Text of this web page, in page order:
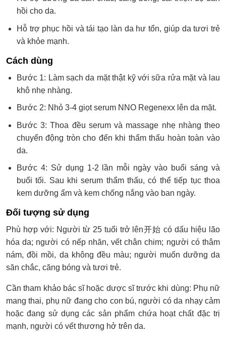
hồi cho da.
Hỗ trợ phục hồi và tái tạo làn da hư tổn, giúp da tươi trẻ
và khỏe mạnh.
Cách dùng
Bước 1: Làm sạch da mặt thật kỹ với sữa rửa mặt và lau
khô nhẹ nhàng.
Bước 2: Nhỏ 3-4 giọt serum NNO Regenexx lên da mặt.
Bước 3: Thoa đều serum và massage nhẹ nhàng theo
chuyển động tròn cho đến khi thẩm thấu hoàn toàn vào
da.
Bước 4: Sử dụng 1-2 lần mỗi ngày vào buổi sáng và
buổi tối. Sau khi serum thẩm thấu, có thể tiếp tục thoa
kem dưỡng ẩm và kem chống nắng vào ban ngày.
Đối tượng sử dụng
Phù hợp với: Người từ 25 tuổi trở lên开始 có dấu hiệu lão
hóa da; người có nếp nhăn, vết chân chim; người có thâm
nám, đồi mồi, da không đều màu; người muốn dưỡng da
săn chắc, căng bóng và tươi trẻ.
Cần tham khảo bác sĩ hoặc dược sĩ trước khi dùng: Phụ nữ
mang thai, phụ nữ đang cho con bú, người có da nhạy cảm
hoặc đang sử dụng các sản phẩm chứa hoạt chất đặc trị
mạnh, người có vết thương hở trên da.